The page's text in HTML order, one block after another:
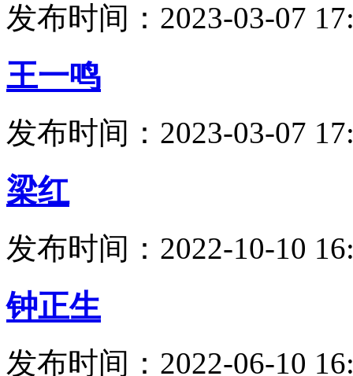
发布时间：2023-03-07
王一鸣
发布时间：2023-03-07
梁红
发布时间：2022-10-10
钟正生
发布时间：2022-06-10